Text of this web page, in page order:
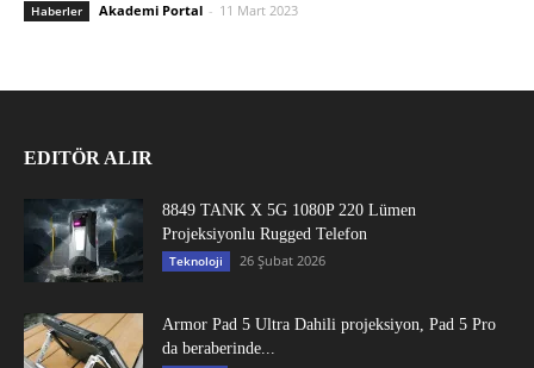
Haberler Akademi Portal - 11 Mart 2023
EDITÖR ALIR
8849 TANK X 5G 1080P 220 Lümen
Projeksiyonlu Rugged Telefon
Teknoloji 26 Şubat 2026
Armor Pad 5 Ultra Dahili projeksiyon, Pad 5 Pro
da beraberinde...